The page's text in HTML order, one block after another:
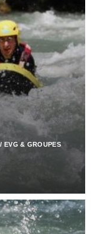
EVG & GROUPES